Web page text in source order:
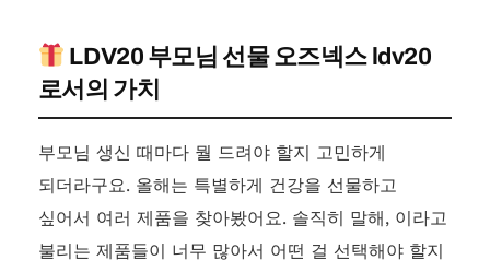
LDV20 부모님 선물 오즈넥스 ldv20
로서의 가치
부모님 생신 때마다 뭘 드려야 할지 고민하게
되더라구요. 올해는 특별하게 건강을 선물하고
싶어서 여러 제품을 찾아봤어요. 솔직히 말해, 이라고
불리는 제품들이 너무 많아서 어떤 걸 선택해야 할지